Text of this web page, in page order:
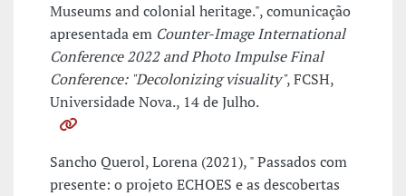
Museums and colonial heritage.", comunicação
apresentada em Counter-Image International
Conference 2022 and Photo Impulse Final
Conference: "Decolonizing visuality", FCSH,
Universidade Nova., 14 de Julho.
Sancho Querol, Lorena (2021), " Passados com
presente: o projeto ECHOES e as descobertas